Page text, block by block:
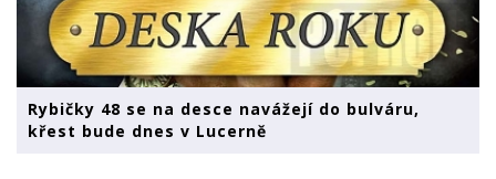
Rybičky 48 se na desce navážejí do bulváru,
křest bude dnes v Lucerně